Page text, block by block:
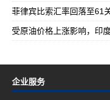
菲律宾比索汇率回落至61
受原油价格上涨影响，印
企业服务